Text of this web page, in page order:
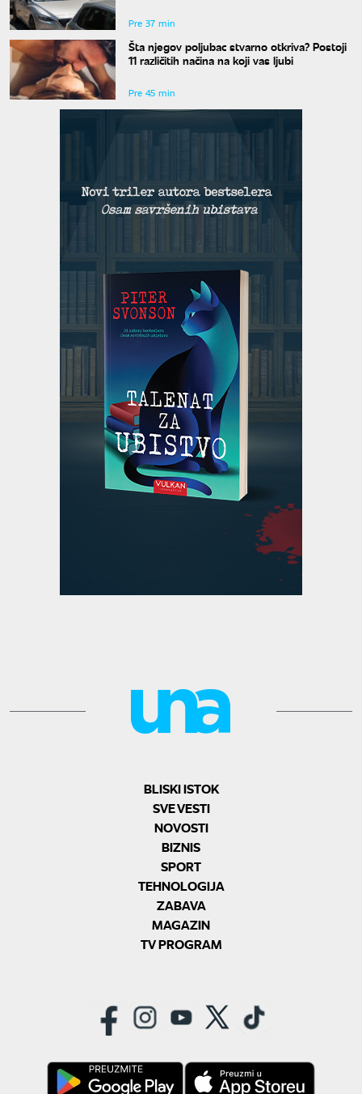
Pre 37 min
Šta njegov poljubac stvarno otkriva? Postoji
11 različitih načina na koji vas ljubi
Pre 45 min
BLISKI ISTOK
SVE VESTI
NOVOSTI
BIZNIS
SPORT
TEHNOLOGIJA
ZABAVA
MAGAZIN
TV PROGRAM